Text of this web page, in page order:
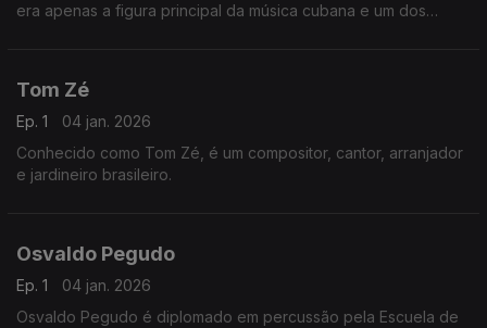
era apenas a figura principal da música cubana e um dos
Tom Zé
Ep. 1
04 jan. 2026
Conhecido como Tom Zé, é um compositor, cantor, arranjador
e jardineiro brasileiro.
Osvaldo Pegudo
Ep. 1
04 jan. 2026
Osvaldo Pegudo é diplomado em percussão pela Escuela de